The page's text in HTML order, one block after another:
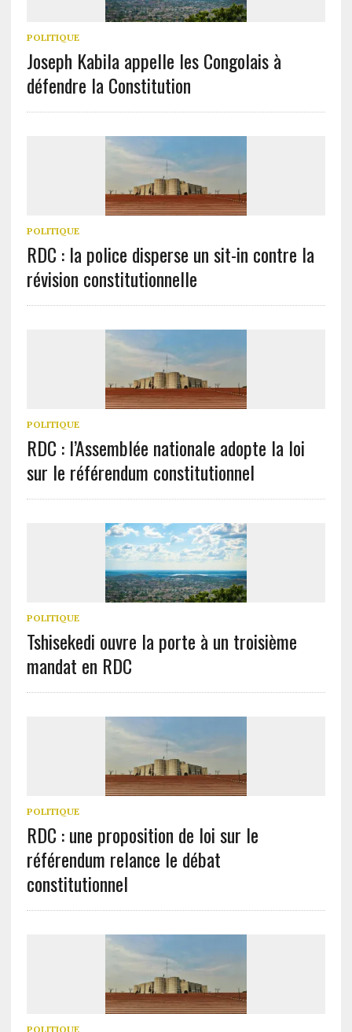
POLITIQUE
Joseph Kabila appelle les Congolais à
défendre la Constitution
POLITIQUE
RDC : la police disperse un sit-in contre la
révision constitutionnelle
POLITIQUE
RDC : l’Assemblée nationale adopte la loi
sur le référendum constitutionnel
POLITIQUE
Tshisekedi ouvre la porte à un troisième
mandat en RDC
POLITIQUE
RDC : une proposition de loi sur le
référendum relance le débat
constitutionnel
POLITIQUE